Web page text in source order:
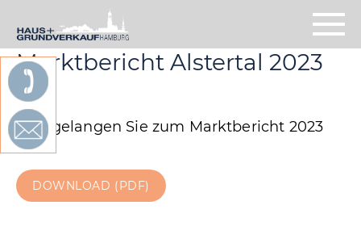
Marktbericht Alstertal 2023
Hier gelangen Sie zum Marktbericht 2023
DOWNLOAD (PDF)